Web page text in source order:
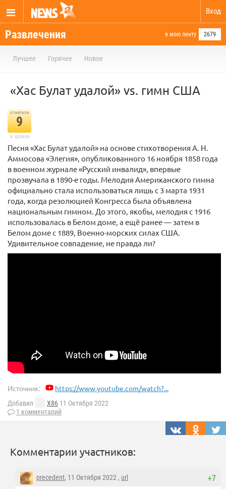
Вход
Развлечения в мою ленту 2679
Лучшее Горячее Новое
«Хас Булат удалой» vs. гимн США
отметили
9
в архиве
Песня «Хас Булат удалой» на основе стихотворения А. Н.
Аммосова «Элегия», опубликованного 16 ноября 1858 года
в военном журнале «Русский инвалид», впервые
прозвучала в 1890-е годы. Мелодия Американского гимна
официально стала использоваться лишь с 3 марта 1931
года, когда резолюцией Конгресса была объявлена
национальным гимном. До этого, якобы, мелодия с 1916
использовалась в Белом доме, а ещё ранее — затем в
Белом доме с 1889, Военно-морских силах США.
Удивительное совпадение, не правда ли?
Источник: https://www.youtube.com/watch?...
Добавил X86 11 Октября 2022
1 комментарий
Комментарии участников:
+7
precedent, 11 Октября 2022 , url